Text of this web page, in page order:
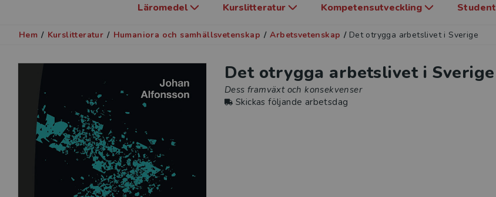
Läromedel Kurslitteratur Kompetensutveckling Student
Hem / Kurslitteratur / Humaniora och samhällsvetenskap / Arbetsvetenskap / Det otrygga arbetslivet i Sverige
Det otrygga arbetslivet i Sverige
Dess framväxt och konsekvenser
Skickas följande arbetsdag